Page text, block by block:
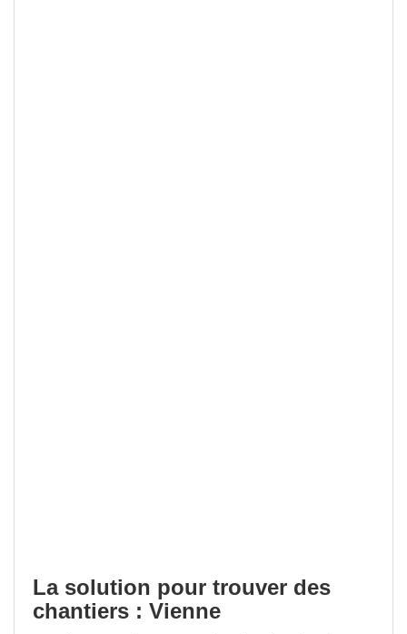
La solution pour trouver des
chantiers : Vienne